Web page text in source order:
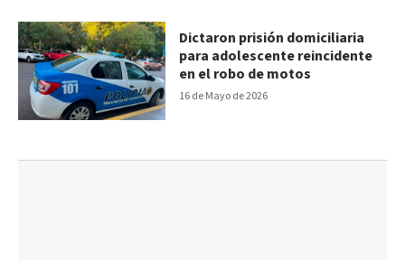
16 de Mayo de 2026
Dictaron prisión domiciliaria
para adolescente reincidente
en el robo de motos